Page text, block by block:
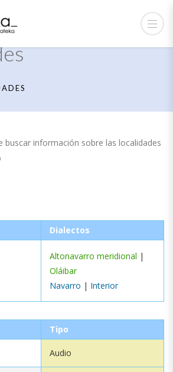
buscar información sobre las localidades
Dialectos
Altonavarro meridional |
Oláibar
Navarro | Interior
Tipo
Audio